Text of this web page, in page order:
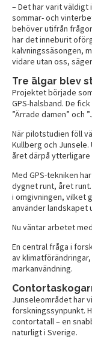
– Det har varit väldigt
sommar- och
behöver utifrån
har det inneburit
kalvningssäsongen,
vidare utan oss,
Tre älgar blev
Projektet började
GPS-halsband. De
”Ärrade damen” och
När pilotstudien föll
Kullberg och
året därpå ytterligare
Med GPS-tekniken
dygnet runt, året
i omgivningen, vilket
använder landskapet
Nu väntar arbetet
En central fråga i
av
markanvändning.
Junseleområdet har
forskningssynpunkt.
contortatall – en
naturligt i Sverige.